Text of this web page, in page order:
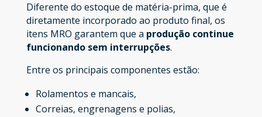
Diferente do estoque de matéria-prima, que é
diretamente incorporado ao produto final, os
itens MRO garantem que a produção continue
funcionando sem interrupções.
Entre os principais componentes estão:
Rolamentos e mancais,
Correias, engrenagens e polias,